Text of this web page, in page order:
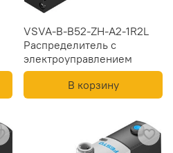
VSVA-B-B52-ZH-A2-1R2L
Распределитель с
электроуправлением
В корзину